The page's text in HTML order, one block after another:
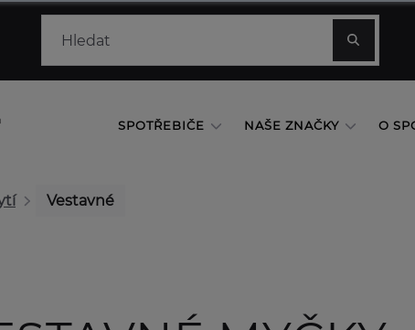
SPOTŘEBIČE NAŠE ZNAČKY O
Vestavné